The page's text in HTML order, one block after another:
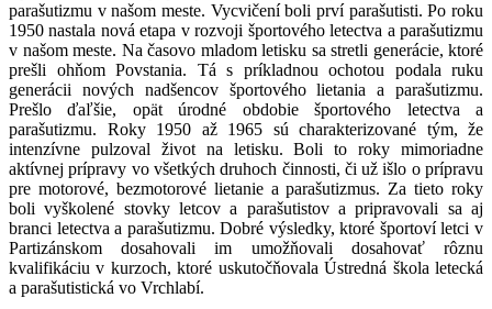
parašutizmu v našom meste. Vycvičení boli prví parašutisti. Po roku
1950 nastala nová etapa v rozvoji športového letectva a parašutizmu
v našom meste. Na časovo mladom letisku sa stretli generácie, ktoré
prešli ohňom Povstania. Tá s príkladnou ochotou podala ruku
generácii nových nadšencov športového lietania a parašutizmu.
Prešlo ďaľšie, opät úrodné obdobie športového letectva a
parašutizmu. Roky 1950 až 1965 sú charakterizované tým, že
intenzívne pulzoval život na letisku. Boli to roky mimoriadne
aktívnej prípravy vo všetkých druhoch činnosti, či už išlo o prípravu
pre motorové, bezmotorové lietanie a parašutizmus. Za tieto roky
boli vyškolené stovky letcov a parašutistov a pripravovali sa aj
branci letectva a parašutizmu. Dobré výsledky, ktoré športoví letci v
Partizánskom dosahovali im umožňovali dosahovať rôznu
kvalifikáciu v kurzoch, ktoré uskutočňovala Ústredná škola letecká
a parašutistická vo Vrchlabí.